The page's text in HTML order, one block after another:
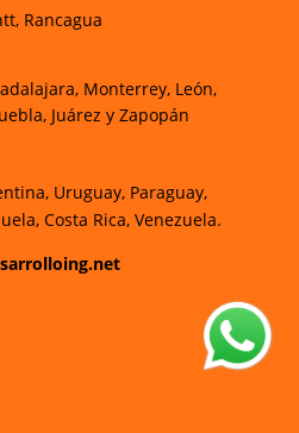
Rancagua
Monterrey, León,
Juárez y Zapopán
Uruguay, Paraguay,
Costa Rica, Venezuela.
w